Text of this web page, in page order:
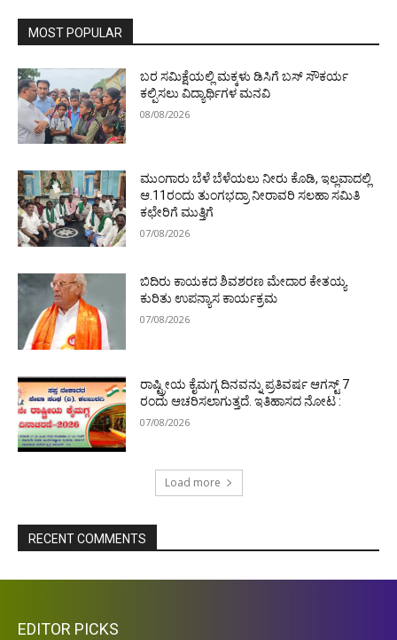
MOST POPULAR
ಬರ ಸಮಿಕ್ಷೆಯಲ್ಲಿ ಮಕ್ಕಳು ಡಿಸಿಗೆ ಬಸ್ ಸೌಕರ್ಯ
ಕಲ್ಪಿಸಲು ವಿದ್ಯಾರ್ಥಿಗಳ ಮನವಿ
08/08/2026
ಮುಂಗಾರು ಬೆಳೆ ಬೆಳೆಯಲು ನೀರು ಕೊಡಿ, ಇಲ್ಲವಾದಲ್ಲಿ
ಆ.11ರಂದು ತುಂಗಭದ್ರಾ ನೀರಾವರಿ ಸಲಹಾ ಸಮಿತಿ
ಕಛೇರಿಗೆ ಮುತ್ತಿಗೆ
07/08/2026
ಬಿದಿರು ಕಾಯಕದ ಶಿವಶರಣ ಮೇದಾರ ಕೇತಯ್ಯ
ಕುರಿತು ಉಪನ್ಯಾಸ ಕಾರ್ಯಕ್ರಮ
07/08/2026
ರಾಷ್ಟ್ರೀಯ ಕೈಮಗ್ಗ ದಿನವನ್ನು ಪ್ರತಿವರ್ಷ ಆಗಸ್ಟ್ 7
ರಂದು ಆಚರಿಸಲಾಗುತ್ತದೆ. ಇತಿಹಾಸದ ನೋಟ :
07/08/2026
Load more
RECENT COMMENTS
EDITOR PICKS